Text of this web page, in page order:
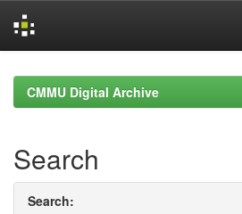
navigationCMMU Digital Archive
Search
Search: